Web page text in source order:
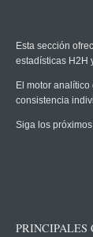
Esta sección
estadísticas H2H
El motor analítico
consistencia
Siga los
PRINCIPALES